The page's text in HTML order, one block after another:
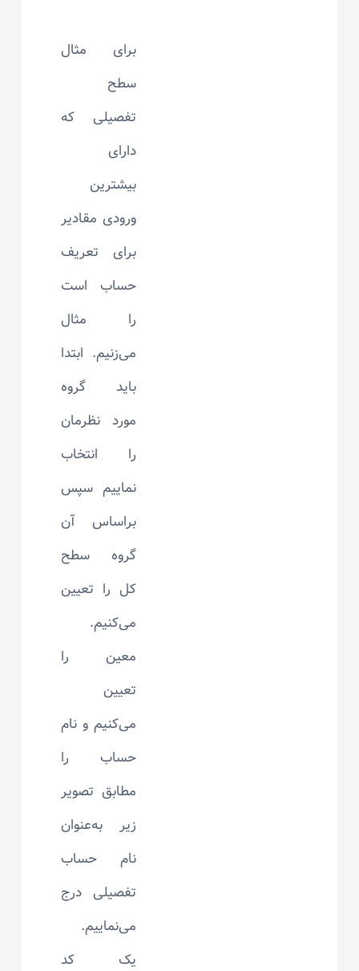
برای مثال
سطح
تفصیلی که
دارای
بیشترین
ورودی مقادیر
برای تعریف
حساب است
را مثال
می‌زنیم. ابتدا
باید گروه
مورد نظرمان
را انتخاب
نماییم سپس
براساس آن
گروه سطح
کل را تعیین
می‌کنیم.
معین را
تعیین
می‌کنیم و نام
حساب را
مطابق تصویر
زیر به‌عنوان
نام حساب
تفصیلی درج
می‌نماییم.
یک کد